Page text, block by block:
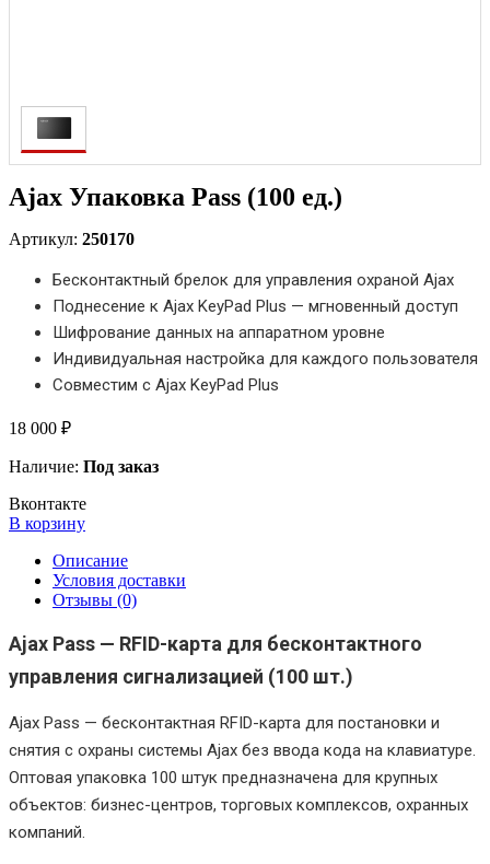
Ajax Упаковка Pass (100 ед.)
Артикул: 250170
Бесконтактный брелок для управления охраной Ajax
Поднесение к Ajax KeyPad Plus — мгновенный доступ
Шифрование данных на аппаратном уровне
Индивидуальная настройка для каждого пользователя
Совместим с Ajax KeyPad Plus
18 000 ₽
Наличие: Под заказ
Вконтакте
В корзину
Описание
Условия доставки
Отзывы (0)
Ajax Pass — RFID-карта для бесконтактного
управления сигнализацией (100 шт.)
Ajax Pass — бесконтактная RFID-карта для постановки и
снятия с охраны системы Ajax без ввода кода на клавиатуре.
Оптовая упаковка 100 штук предназначена для крупных
объектов: бизнес-центров, торговых комплексов, охранных
компаний.